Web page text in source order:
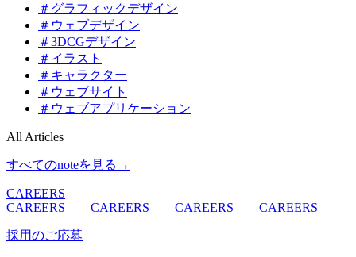
＃グラフィックデザイン
＃ウェブデザイン
＃3DCGデザイン
＃イラスト
＃キャラクター
＃ウェブサイト
＃ウェブアプリケーション
All Articles
すべてのnoteを見る →
CAREERS
CAREERS
CAREERS CAREERS CAREERS
採用のご応募